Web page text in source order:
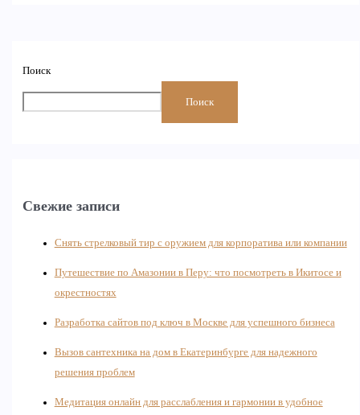
Поиск
Поиск
Свежие записи
Снять стрелковый тир с оружием для корпоратива или компании
Путешествие по Амазонии в Перу: что посмотреть в Икитосе и
окрестностях
Разработка сайтов под ключ в Москве для успешного бизнеса
Вызов сантехника на дом в Екатеринбурге для надежного
решения проблем
Медитация онлайн для расслабления и гармонии в удобное